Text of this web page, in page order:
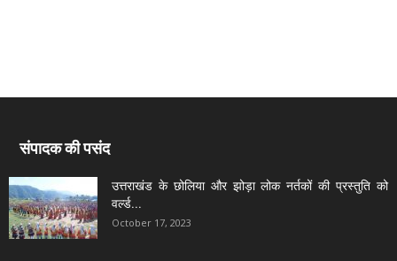
संपादक की पसंद
उत्तराखंड के छोलिया और झोड़ा लोक नर्तकों की प्रस्तुति को
वर्ल्ड...
October 17, 2023